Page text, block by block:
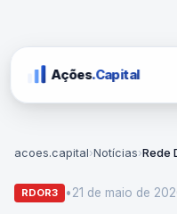
Ações.Capital
acoes.capital›Notícias›
RDOR3 •21 de maio de